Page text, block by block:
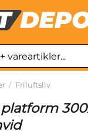
/ Friluftsliv